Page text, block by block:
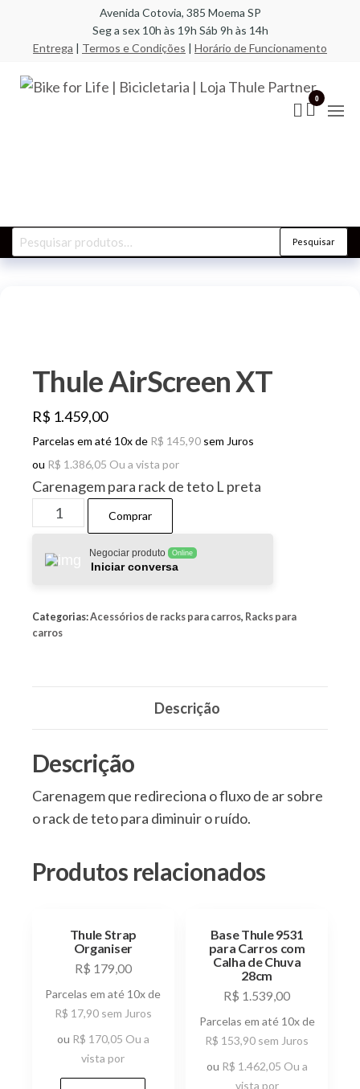
conteúdo
Avenida Cotovia, 385 Moema SP
Seg a sex 10h às 19h Sáb 9h às 14h
Entrega | Termos e Condições | Horário de Funcionamento
em
0
Pesquisar
por:
Pesquisar
Thule AirScreen XT
R$ 1.459,00
Parcelas em até 10x de R$ 145,90 sem Juros
ou R$ 1.386,05 Ou a vista por
Carenagem para rack de teto L preta
Thule
AirScreen
XT
quantidade
Comprar
Negociar produto Online
Iniciar conversa
Categorias:Acessórios de racks para carros, Racks para
carros
Descrição
Descrição
Carenagem que redireciona o fluxo de ar sobre
o rack de teto para diminuir o ruído.
Produtos relacionados
Thule Strap
Organiser
R$ 179,00
Parcelas em até 10x de
R$ 17,90 sem Juros
ou R$ 170,05 Ou a
vista por
Base Thule 9531
para Carros com
Calha de Chuva
28cm
R$ 1.539,00
Parcelas em até 10x de
R$ 153,90 sem Juros
ou R$ 1.462,05 Ou a
vista por